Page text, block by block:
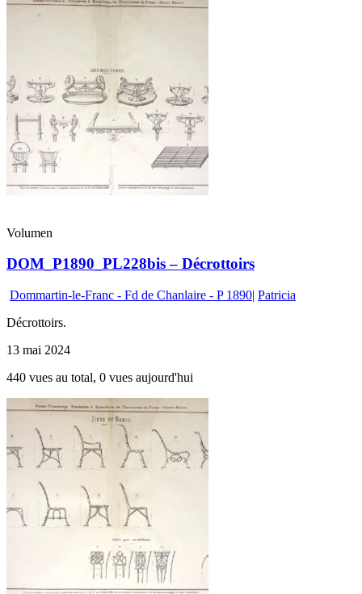
Volumen
DOM_P1890_PL228bis – Décrottoirs
Dommartin-le-Franc - Fd de Chanlaire - P 1890| Patricia
Décrottoirs.
13 mai 2024
440 vues au total, 0 vues aujourd'hui